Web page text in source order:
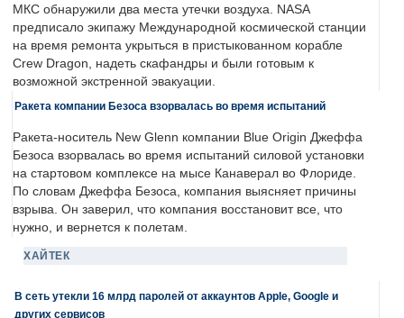
МКС обнаружили два места утечки воздуха. NASA
предписало экипажу Международной космической станции
на время ремонта укрыться в пристыкованном корабле
Crew Dragon, надеть скафандры и были готовым к
возможной экстренной эвакуации.
Ракета компании Безоса взорвалась во время испытаний
Ракета-носитель New Glenn компании Blue Origin Джеффа
Безоса взорвалась во время испытаний силовой установки
на стартовом комплексе на мысе Канаверал во Флориде.
По словам Джеффа Безоса, компания выясняет причины
взрыва. Он заверил, что компания восстановит все, что
нужно, и вернется к полетам.
ХАЙТЕК
В сеть утекли 16 млрд паролей от аккаунтов Apple, Google и
других сервисов